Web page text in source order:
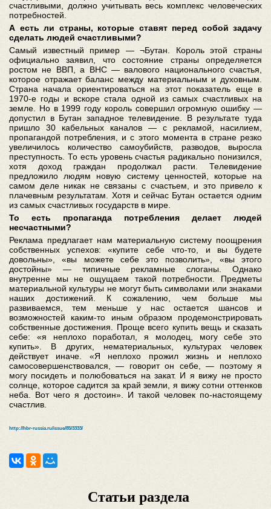
счастливыми, должно учитывать весь комплекс человеческих
потребностей.
А есть ли страны, которые ставят перед собой задачу
сделать людей счастливыми?
Самый известный пример — ¬Бутан. Король этой страны
официально заявил, что состояние страны определяется
ростом не ВВП, а ВНС — валового национального счастья,
которое отражает баланс между материальным и духовным.
Страна начала ориентироваться на этот показатель еще в
1970-е годы и вскоре стала одной из самых счастливых на
земле. Но в 1999 году король совершил огромную ошибку —
допустил в Бутан западное телевидение. В результате туда
пришло 30 кабельных каналов — с рекламой, насилием,
пропагандой потребления, и с этого момента в стране резко
увеличилось количество самоубийств, разводов, выросла
преступность. То есть уровень счастья радикально понизился,
хотя доход граждан продолжал расти. Телевидение
предложило людям новую систему ценностей, которые на
самом деле никак не связаны с счастьем, и это привело к
плачевным результатам. Хотя и сейчас Бутан остается одним
из самых счастливых государств в мире.
То есть пропаганда потребления делает людей
несчастными?
Реклама предлагает нам материальную систему поощрения
собственных успехов: «купите себе что-то, и вы будете
довольны», «вы можете себе это позволить», «вы этого
достойны» — типичные рекламные слоганы. Однако
внутренне мы не ощущаем такой потребности. Предметы
материальной культуры не могут быть символами или знаками
наших достижений. К сожалению, чем больше мы
развиваемся, тем меньше у нас остается шансов и
возможностей каким-то иным образом продемонстрировать
собственные достижения. Проще всего купить вещь и сказать
себе: «я неплохо поработал, я молодец, могу себе это
купить». В других, нематериальных, культурах человек
действует иначе. «Я неплохо прожил жизнь и неплохо
самосовершенствовался, — говорит он себе, — поэтому я
могу посидеть и полюбоваться на закат. И я вижу не просто
солнце, которое садится за край земли, я вижу сотни оттенков
неба. Вот чего я достоин». И такой человек по-настоящему
счастлив.
http://hbr-russia.ru/issue/85/3333/
Статьи раздела